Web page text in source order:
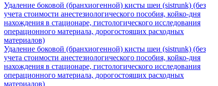
Удаление боковой (бранхиогенной) кисты шеи (sistrunk) (без
учета стоимости анестезиологического пособия, койко-дня
нахождения в стационаре, гистологического исследования
операционного материала, дорогостоящих расходных
материалов)
Удаление боковой (бранхиогенной) кисты шеи (sistrunk) (без
учета стоимости анестезиологического пособия, койко-дня
нахождения в стационаре, гистологического исследования
операционного материала, дорогостоящих расходных
материалов)